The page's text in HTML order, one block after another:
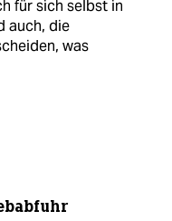
für sich selbst in
auch, die
was